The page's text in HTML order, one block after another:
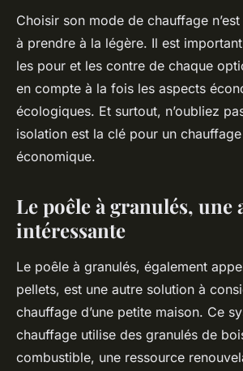
Choisir son mode de chauffage
à prendre à la légère. Il est
les pour et les contre de chaque
en compte à la fois les aspects
écologiques. Et surtout, n’oubliez
isolation est la clé pour un
économique.
Le poêle à granulés, une
intéressante
Le poêle à granulés, également
pellets, est une autre solution à
chauffage d’une petite maison. Ce
chauffage utilise des granulés de
combustible, une ressource